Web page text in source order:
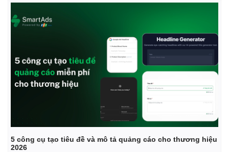
Tin nóng
Tư vấn luật
Việt Nam
5 công cụ tạo tiêu đề và mô tả quảng cáo cho thương hiệu
2026